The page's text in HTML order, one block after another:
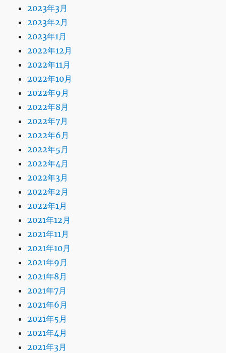
2023年3月
2023年2月
2023年1月
2022年12月
2022年11月
2022年10月
2022年9月
2022年8月
2022年7月
2022年6月
2022年5月
2022年4月
2022年3月
2022年2月
2022年1月
2021年12月
2021年11月
2021年10月
2021年9月
2021年8月
2021年7月
2021年6月
2021年5月
2021年4月
2021年3月